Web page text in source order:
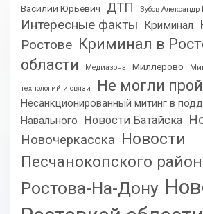
Василий Юрьевич ДТП Зубов Александр
Интересные факты Криминал
Ростове Криминал в
области
Медиазона Миллерово
технологий и связи Не могли
Несанкционированный митинг в
Навального
Новости Батайска
Новочеркасска Новости
Песчанокопского
Ростова-На-Дону